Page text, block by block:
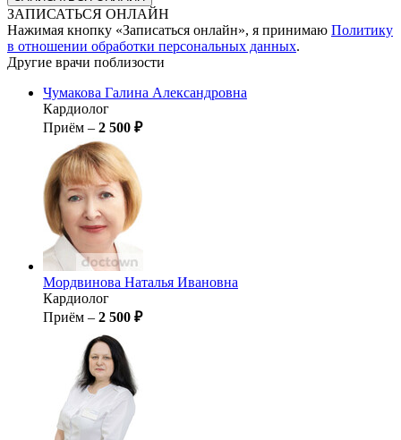
ЗАПИСАТЬСЯ ОНЛАЙН
Нажимая кнопку «Записаться онлайн», я принимаю Политику
в отношении обработки персональных данных.
Другие врачи поблизости
Чумакова Галина Александровна
Кардиолог
Приём – 2 500 ₽
Мордвинова Наталья Ивановна
Кардиолог
Приём – 2 500 ₽